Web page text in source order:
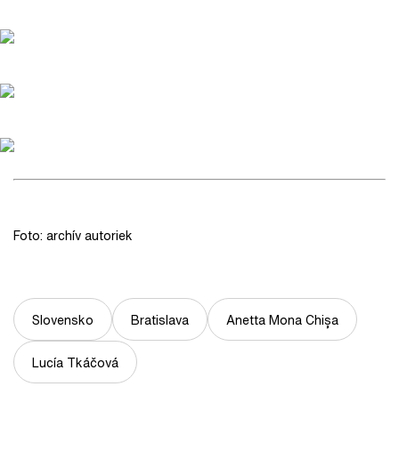
Foto: archív autoriek
Slovensko Bratislava Anetta Mona Chișa
Lucía Tkáčová